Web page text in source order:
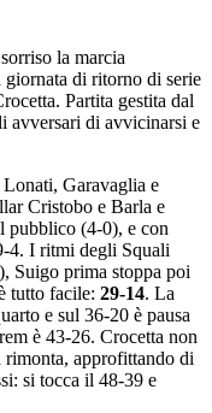
la marcia
di ritorno di serie
Partita gestita dal
avversari di avvicinarsi e
Garavaglia e
Cristobo e Barla e
pubblico (4-0), e con
4. I ritmi degli Squali
Suigo prima stoppa poi
tutto facile: 29-14. La
e sul 36-20 è pausa
è 43-26. Crocetta non
rimonta, approfittando di
si tocca il 48-39 e